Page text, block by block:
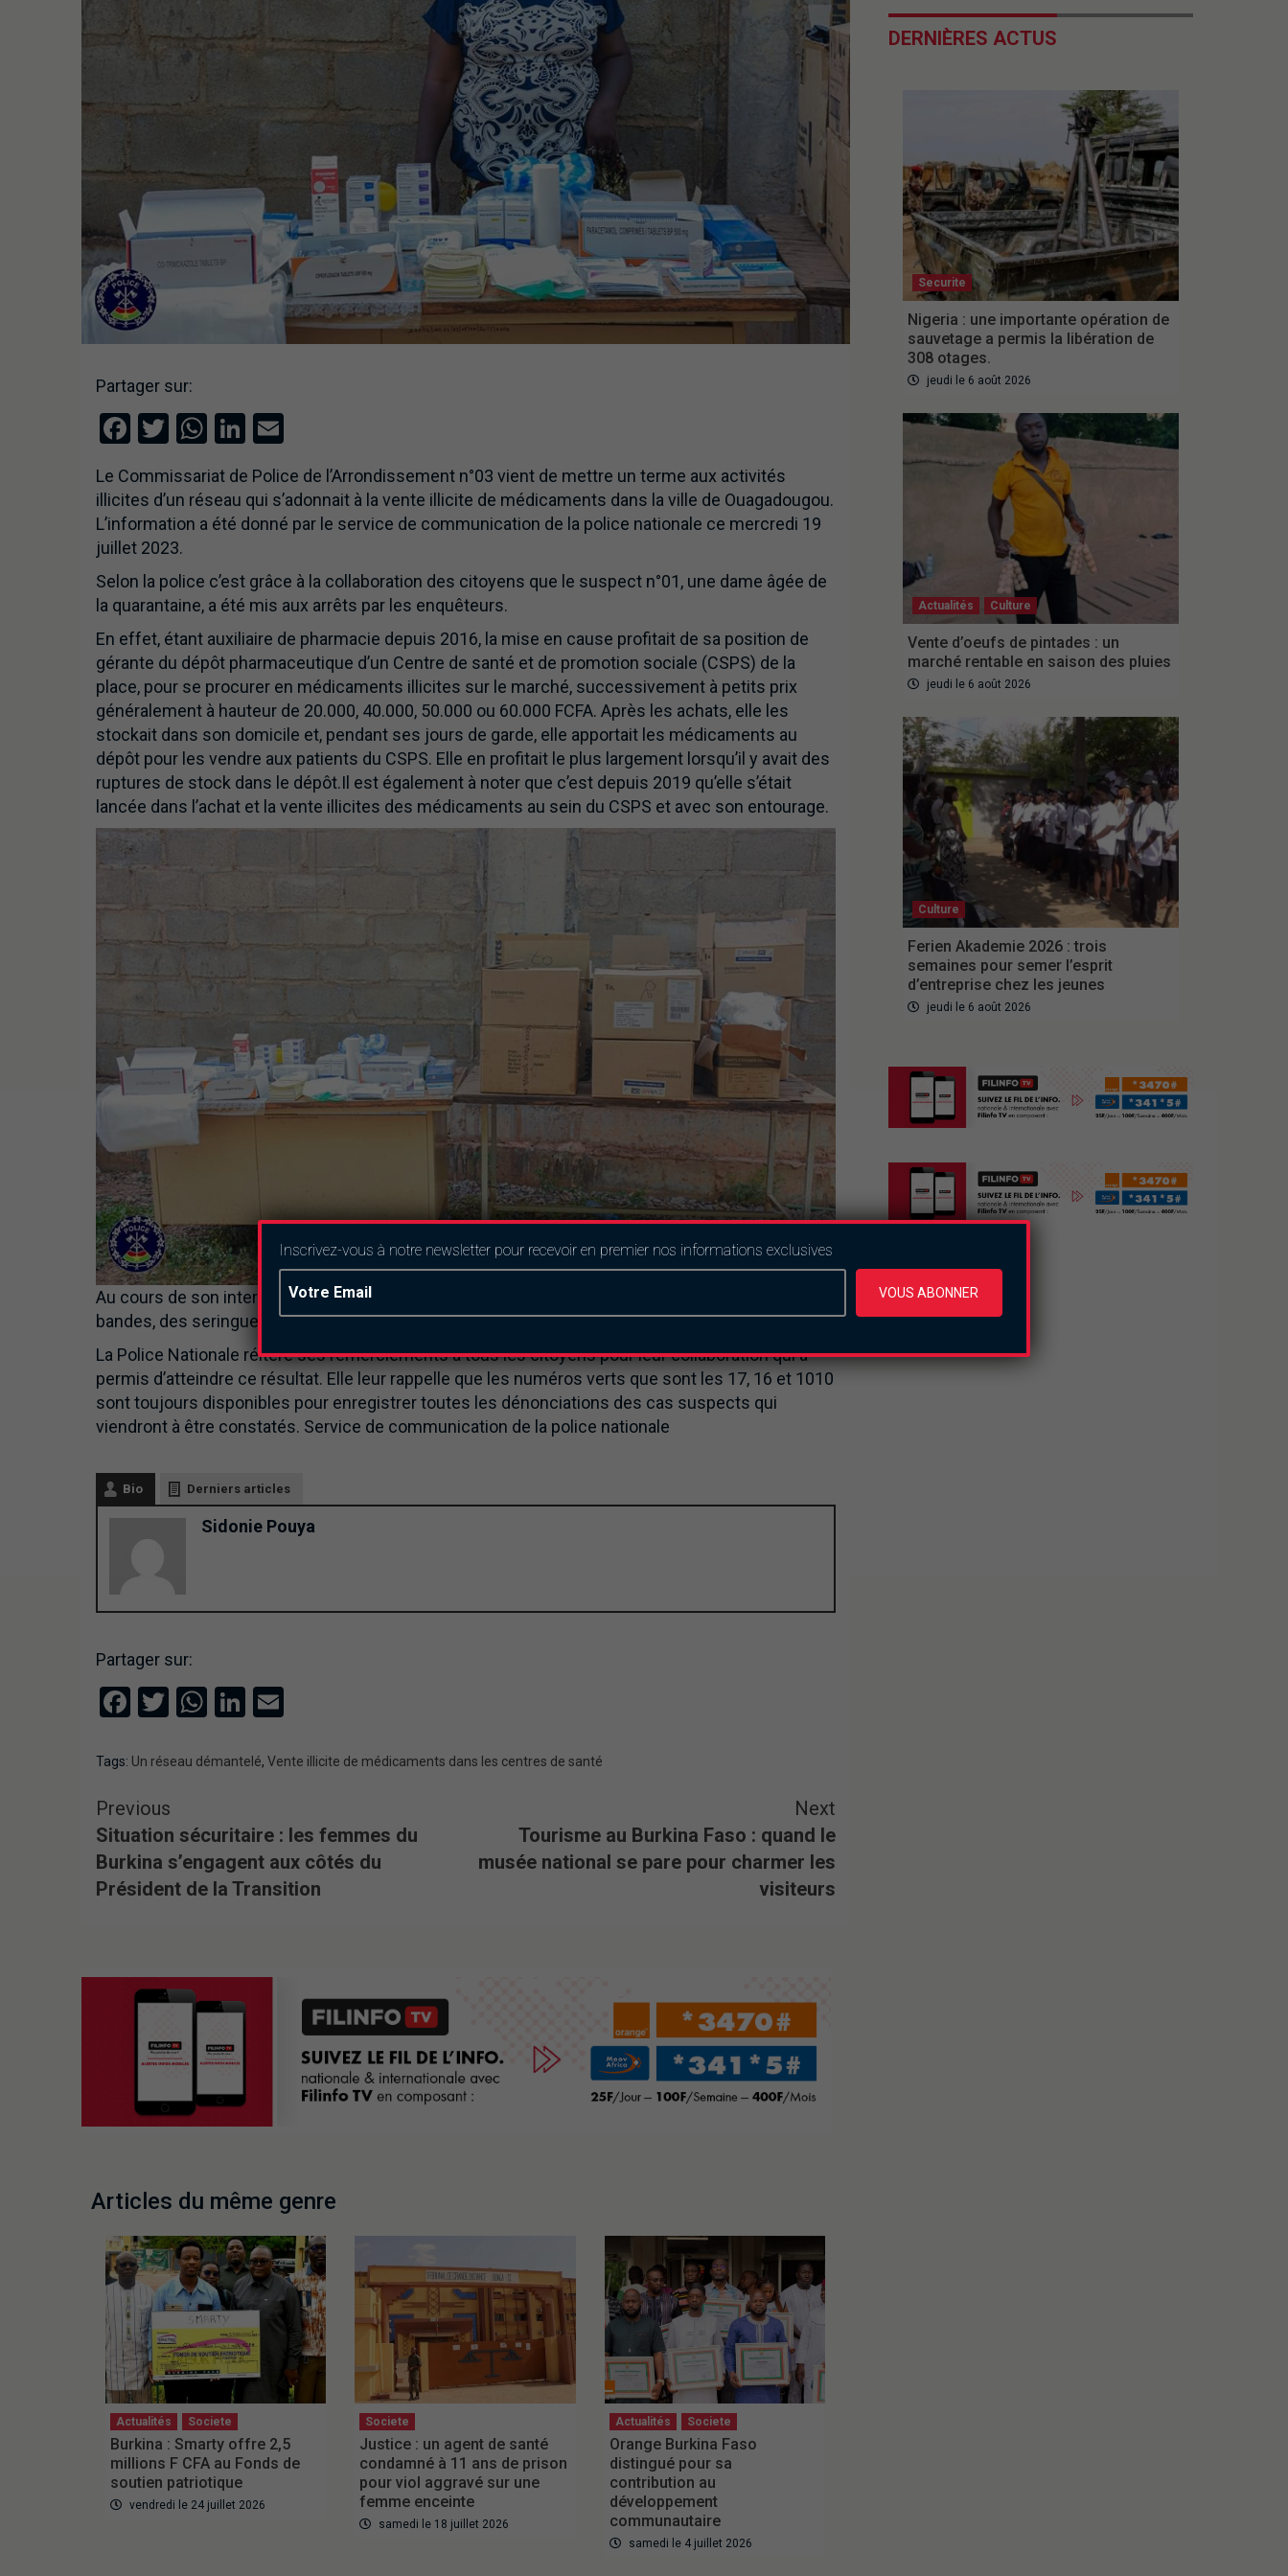
Partager sur:
Facebook
Twitter
WhatsApp
LinkedIn
Email
Le Commissariat de Police de l’Arrondissement n°03 vient de mettre un terme aux activités
illicites d’un réseau qui s’adonnait à la vente illicite de médicaments dans la ville de Ouagadougou.
L’information a été donné par le service de communication de la police nationale ce mercredi 19
juillet 2023.
Selon la police c’est grâce à la collaboration des citoyens que le suspect n°01, une dame âgée de
la quarantaine, a été mis aux arrêts par les enquêteurs.
En effet, étant auxiliaire de pharmacie depuis 2016, la mise en cause profitait de sa position de
gérante du dépôt pharmaceutique d’un Centre de santé et de promotion sociale (CSPS) de la
place, pour se procurer en médicaments illicites sur le marché, successivement à petits prix
généralement à hauteur de 20.000, 40.000, 50.000 ou 60.000 FCFA. Après les achats, elle les
stockait dans son domicile et, pendant ses jours de garde, elle apportait les médicaments au
dépôt pour les vendre aux patients du CSPS. Elle en profitait le plus largement lorsqu’il y avait des
ruptures de stock dans le dépôt.Il est également à noter que c’est depuis 2019 qu’elle s’était
lancée dans l’achat et la vente illicites des médicaments au sein du CSPS et avec son entourage.
Au cours de son interpellation, des lots de médicaments, des moustiquaires, des rouleaux de
bandes, des seringues et plusieurs autres objets ont été saisis entre ses mains.
La Police Nationale réitère ses remerciements à tous les citoyens pour leur collaboration qui a
permis d’atteindre ce résultat. Elle leur rappelle que les numéros verts que sont les 17, 16 et 1010
sont toujours disponibles pour enregistrer toutes les dénonciations des cas suspects qui
viendront à être constatés. Service de communication de la police nationale
Bio Derniers articles
Sidonie Pouya
Partager sur:
Facebook
Twitter
WhatsApp
LinkedIn
Email
Tags: Un réseau démantelé, Vente illicite de médicaments dans les centres de santé
Previous
Situation sécuritaire : les femmes du
Burkina s’engagent aux côtés du
Président de la Transition
Next
Tourisme au Burkina Faso : quand le
musée national se pare pour charmer les
visiteurs
Articles du même genre
Actualités Societe
Burkina : Smarty offre 2,5
millions F CFA au Fonds de
soutien patriotique
vendredi le 24 juillet 2026
Societe
Justice : un agent de santé
condamné à 11 ans de prison
pour viol aggravé sur une
femme enceinte
samedi le 18 juillet 2026
Actualités Societe
Orange Burkina Faso
distingué pour sa
contribution au
développement
communautaire
samedi le 4 juillet 2026
DERNIÈRES ACTUS
Securite
Nigeria : une importante opération de
sauvetage a permis la libération de
308 otages.
jeudi le 6 août 2026
Actualités Culture
Vente d’oeufs de pintades : un
marché rentable en saison des pluies
jeudi le 6 août 2026
Culture
Ferien Akademie 2026 : trois
semaines pour semer l’esprit
d’entreprise chez les jeunes
jeudi le 6 août 2026
Inscrivez-vous à notre newsletter pour recevoir en premier nos informations exclusives
VOUS ABONNER